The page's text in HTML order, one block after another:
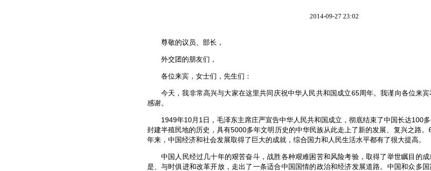
2014-09-27 23:02
尊敬的议员、部长，
外交团的朋友们，
各位来宾，女士们，先生们：
今天，我非常高兴与大家在这里共同庆祝中华人民共和国成立65周年。我谨向各位来宾
感谢。
1949年10月1日，毛泽东主席庄严宣告中华人民共和国成立，彻底结束了中国长达100
封建半殖民地的历史，具有5000多年文明历史的中华民族从此走上了新的发展、复兴之路
年来，中国经济和社会发展取得了巨大的成就，综合国力和人民生活水平都有了很大提高。
中国人民经过几十年的艰苦奋斗，战胜各种艰难困苦和风险考验，取得了举世瞩目的成
是、与时俱进和改革开放，走出了一条适合中国国情的政治和经济发展道路。中国和众多